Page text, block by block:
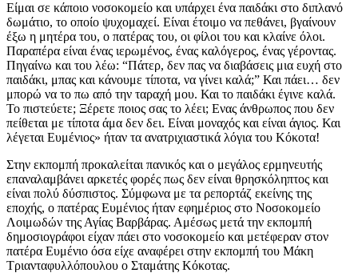
Είμαι σε κάποιο νοσοκομείο και υπάρχει ένα παιδάκι στο διπλανό
δωμάτιο, το οποίο ψυχομαχεί. Είναι έτοιμο να πεθάνει, βγαίνουν
έξω η μητέρα του, ο πατέρας του, οι φίλοι του και κλαίνε όλοι.
Παραπέρα είναι ένας ιερωμένος, ένας καλόγερος, ένας γέροντας.
Πηγαίνω και του λέω: “Πάτερ, δεν πας να διαβάσεις μια ευχή στο
παιδάκι, μπας και κάνουμε τίποτα, να γίνει καλά;” Και πάει… δεν
μπορώ να το πω από την ταραχή μου. Και το παιδάκι έγινε καλά.
Το πιστεύετε; Ξέρετε ποιος σας το λέει; Ενας άνθρωπος που δεν
πείθεται με τίποτα άμα δεν δει. Είναι μοναχός και είναι άγιος. Και
λέγεται Ευμένιος» ήταν τα ανατριχιαστικά λόγια του Κόκοτα!
Στην εκπομπή προκαλείται πανικός και ο μεγάλος ερμηνευτής
επαναλαμβάνει αρκετές φορές πως δεν είναι θρησκόληπτος και
είναι πολύ δύσπιστος. Σύμφωνα με τα ρεπορτάζ εκείνης της
εποχής, ο πατέρας Ευμένιος ήταν εφημέριος στο Νοσοκομείο
Λοιμωδών της Αγίας Βαρβάρας. Αμέσως μετά την εκπομπή
δημοσιογράφοι είχαν πάει στο νοσοκομείο και μετέφεραν στον
πατέρα Ευμένιο όσα είχε αναφέρει στην εκπομπή του Μάκη
Τριανταφυλλόπουλου ο Σταμάτης Κόκοτας.